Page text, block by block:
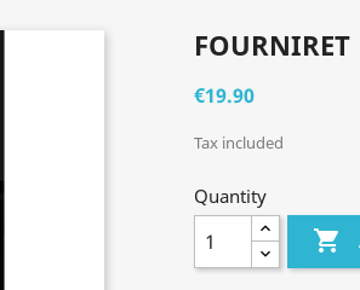
FOURNIRET
€19.90
Tax included
Quantity
